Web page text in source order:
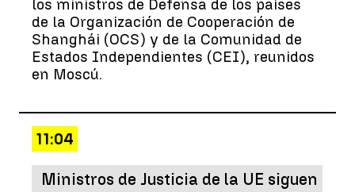
los ministros de Defensa de los países
de la Organización de Cooperación de
Shanghái (OCS) y de la Comunidad de
Estados Independientes (CEI), reunidos
en Moscú.
11:04
Ministros de Justicia de la UE siguen